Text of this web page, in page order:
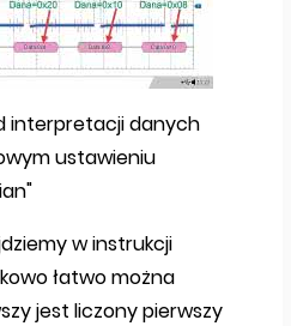
interpretacji danych
ustawieniu
w instrukcji
łatwo można
jest liczony pierwszy